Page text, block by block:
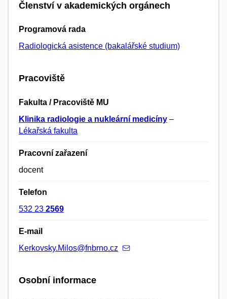
Členství v akademických orgánech
Programová rada
Radiologická asistence (bakalářské studium)
Pracoviště
Fakulta / Pracoviště MU
Klinika radiologie a nukleární medicíny –
Lékařská fakulta
Pracovní zařazení
docent
Telefon
532 23 2569
E-mail
Kerkovsky.Milos@fnbrno.cz
Osobní informace